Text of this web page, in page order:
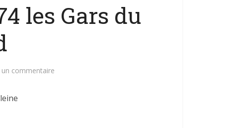
les Gars du
commentaire